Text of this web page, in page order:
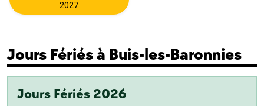
2027
Jours Fériés à Buis-les-Baronnies
Jours Fériés 2026